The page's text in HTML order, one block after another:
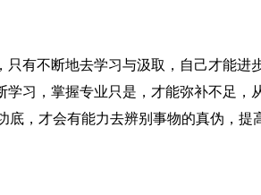
只有不断地去学习与汲取，自己才能进
习，掌握专业只是，才能弥补不足，
底，才会有能力去辨别事物的真伪，提